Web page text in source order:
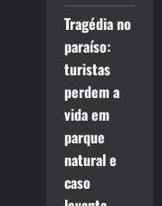
Tragédia no
paraíso:
turistas
perdem a
vida em
parque
natural e
caso